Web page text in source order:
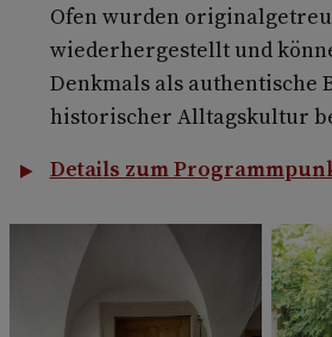
Ofen wurden originalgetreu
wiederhergestellt und
Denkmals als authentische
historischer Alltagskultur
Details zum